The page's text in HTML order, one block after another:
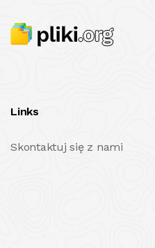
Links
Skontaktuj się z nami